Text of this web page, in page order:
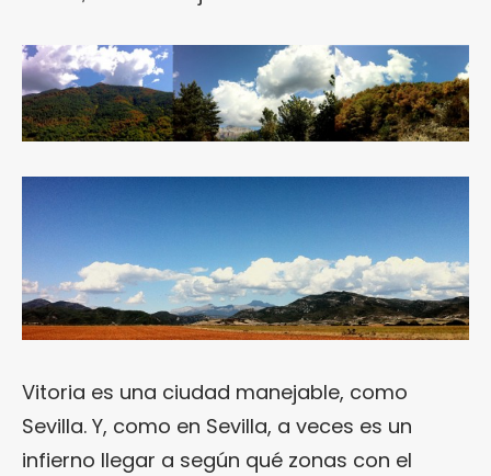
Vitoria es una ciudad manejable, como
Sevilla. Y, como en Sevilla, a veces es un
infierno llegar a según qué zonas con el